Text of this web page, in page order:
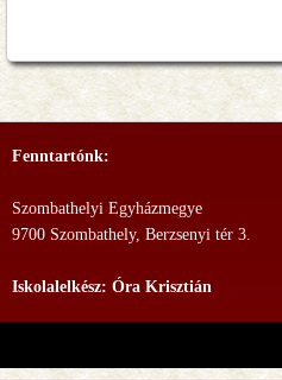
Fenntartónk:
Szombathelyi Egyházmegye
9700 Szombathely, Berzsenyi tér 3.
Iskolalelkész: Óra Krisztián